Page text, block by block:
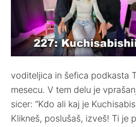
voditeljica in šefica podkasta
mesecu. V tem delu je
sicer: “Kdo ali kaj je
Klikneš, poslušaš, izveš! Ti je